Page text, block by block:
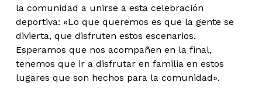
la comunidad a unirse a esta celebración
deportiva: «Lo que queremos es que la gente se
divierta, que disfruten estos escenarios.
Esperamos que nos acompañen en la final,
tenemos que ir a disfrutar en familia en estos
lugares que son hechos para la comunidad».